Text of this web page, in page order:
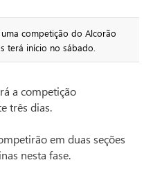
competição do Alcorão
terá início no sábado.
a competição
três dias.
em duas seções
nesta fase.